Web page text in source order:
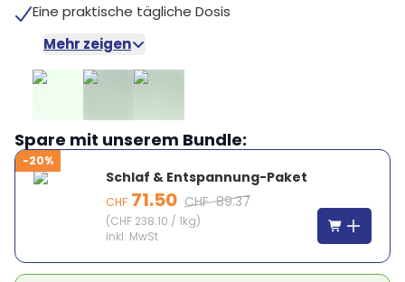
Eine praktische tägliche Dosis
Mehr zeigen
Spare mit unserem Bundle:
-20%
Schlaf & Entspannung-Paket
CHF 71.50 CHF 89.37
(CHF 238.10 / 1kg)
inkl. MwSt